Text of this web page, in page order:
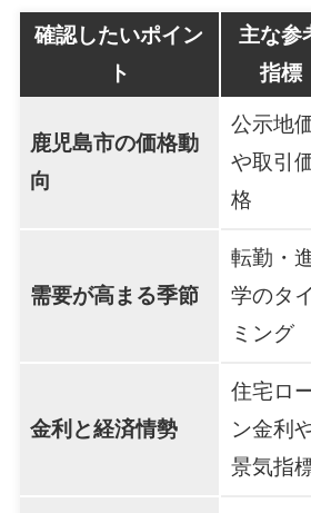
確認したいポイン
ト
主な参
指標
鹿児島市の価格動
向
公示地
や取引
格
需要が高まる季節
転勤・
学のタイ
ミング
金利と経済情勢
住宅ロ
ン金利
景気指